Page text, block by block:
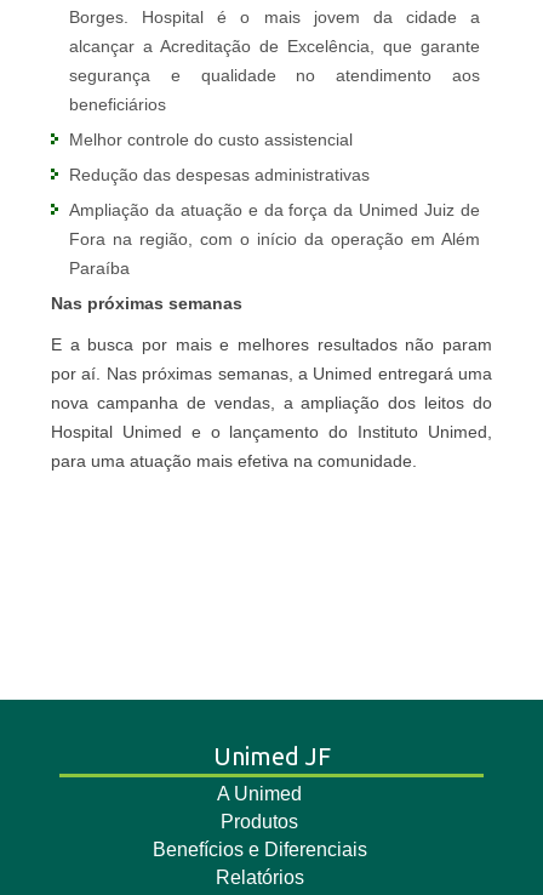
Borges. Hospital é o mais jovem da cidade a
alcançar a Acreditação de Excelência, que garante
segurança e qualidade no atendimento aos
beneficiários
Melhor controle do custo assistencial
Redução das despesas administrativas
Ampliação da atuação e da força da Unimed Juiz de
Fora na região, com o início da operação em Além
Paraíba
Nas próximas semanas
E a busca por mais e melhores resultados não param
por aí. Nas próximas semanas, a Unimed entregará uma
nova campanha de vendas, a ampliação dos leitos do
Hospital Unimed e o lançamento do Instituto Unimed,
para uma atuação mais efetiva na comunidade.
Unimed JF
A Unimed
Produtos
Benefícios e Diferenciais
Relatórios